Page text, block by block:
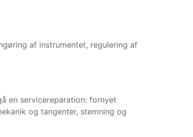
af instrumentet, regulering af
en servicereparation: fornyet
og tangenter, stemning og